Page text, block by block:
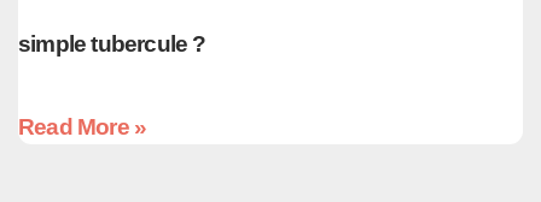
simple tubercule ?
Read More »